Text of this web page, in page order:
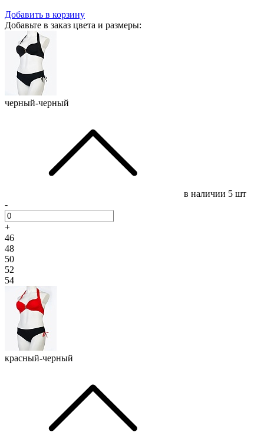
Добавить в корзину
Добавьте в заказ цвета и размеры:
черный-черный
в наличии 5 шт
-
+
46
48
50
52
54
красный-черный